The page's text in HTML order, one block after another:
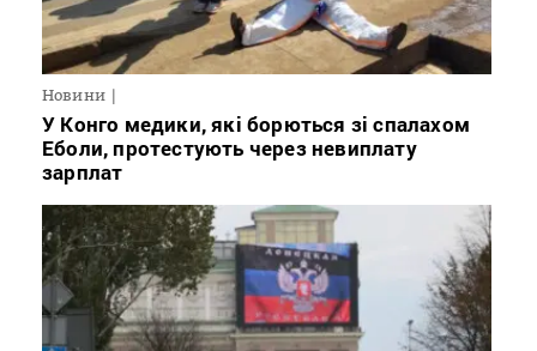
Новини
У Конго медики, які борються зі спалахом
Еболи, протестують через невиплату
зарплат